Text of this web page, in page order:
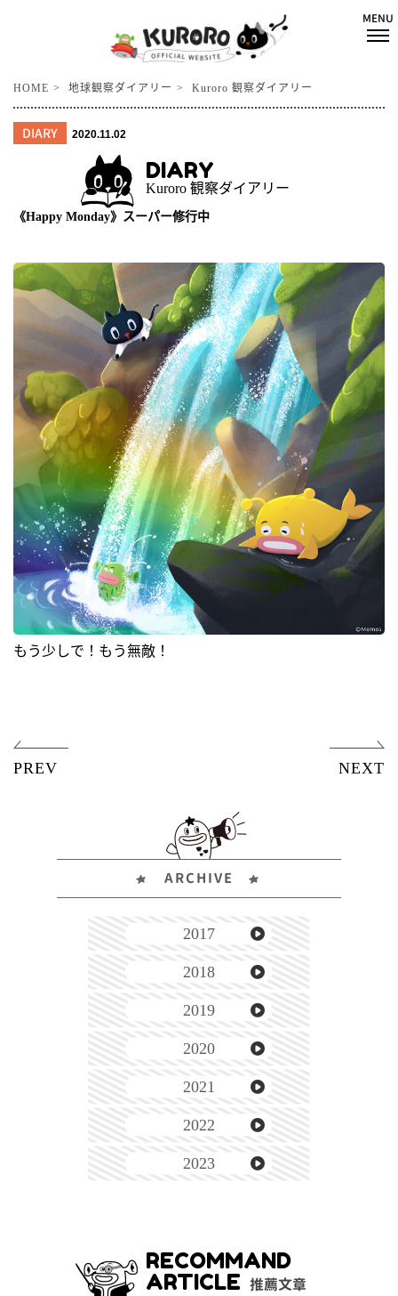
HOME 地球観察ダイアリー Kuroro 観察ダイアリー
DIARY 2020.11.02
DIARY
Kuroro 観察ダイアリー
《Happy Monday》スーパー修行中
もう少しで！もう無敵！
ARCHIVE
2017
2018
2019
2020
2021
2022
2023
RECOMMAND
ARTICLE 推薦文章